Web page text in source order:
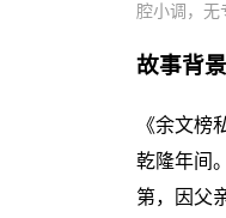
腔小调，无
故事背景
《余文
乾隆年间
第，因父